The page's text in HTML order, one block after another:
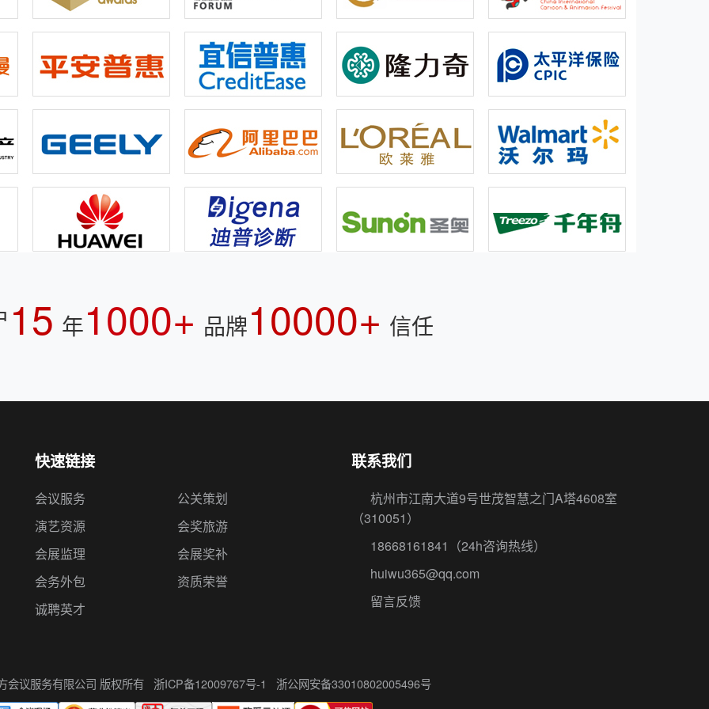
15 年1000+ 品牌10000+ 信任
快速链接
会议服务
公关策划
演艺资源
会奖旅游
会展监理
会展奖补
会务外包
资质荣誉
诚聘英才
联系我们
杭州市江南大道9号世茂智慧之门A塔4608室
（310051）
18668161841
（24h咨询热线）
huiwu365@qq.com
留言反馈
会议服务有限公司 版权所有 浙ICP备12009767号-1 浙公网安备33010802005496号